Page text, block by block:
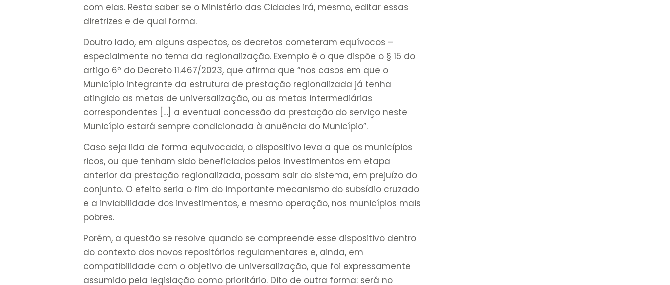
com elas. Resta saber se o Ministério das Cidades irá, mesmo, editar essas
diretrizes e de qual forma.
Doutro lado, em alguns aspectos, os decretos cometeram equívocos –
especialmente no tema da regionalização. Exemplo é o que dispõe o § 15 do
artigo 6º do Decreto 11.467/2023, que afirma que “nos casos em que o
Município integrante da estrutura de prestação regionalizada já tenha
atingido as metas de universalização, ou as metas intermediárias
correspondentes […] a eventual concessão da prestação do serviço neste
Município estará sempre condicionada à anuência do Município”.
Caso seja lida de forma equivocada, o dispositivo leva a que os municípios
ricos, ou que tenham sido beneficiados pelos investimentos em etapa
anterior da prestação regionalizada, possam sair do sistema, em prejuízo do
conjunto. O efeito seria o fim do importante mecanismo do subsídio cruzado
e a inviabilidade dos investimentos, e mesmo operação, nos municípios mais
pobres.
Porém, a questão se resolve quando se compreende esse dispositivo dentro
do contexto dos novos repositórios regulamentares e, ainda, em
compatibilidade com o objetivo de universalização, que foi expressamente
assumido pela legislação como prioritário. Dito de outra forma: será no